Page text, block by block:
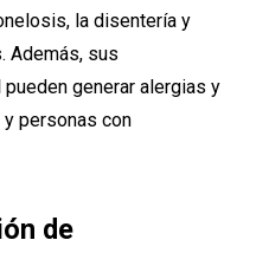
la disentería y
Además, sus
generar alergias y
y personas con
de